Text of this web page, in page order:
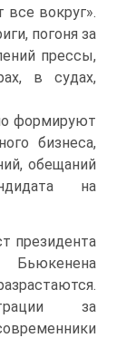
все вокруг».
погоня за
прессы,
в судах,
формируют
бизнеса,
обещаний
на
президента
за